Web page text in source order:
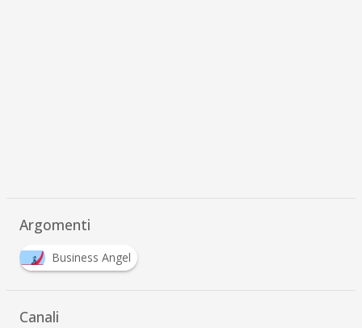
Argomenti
Business Angel
Canali